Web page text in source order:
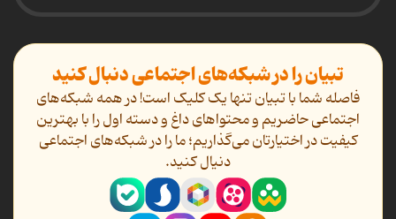
تبیان را در شبکه‌های اجتماعی دنبال کنید
فاصله شما با تبیان تنها یک کلیک است! در همه شبکه‌های
اجتماعی حاضریم و محتواهای داغ و دسته اول را با بهترین
کیفیت در اختیارتان می‌گذاریم؛ ما را در شبکه‌های اجتماعی
دنیال کنید.